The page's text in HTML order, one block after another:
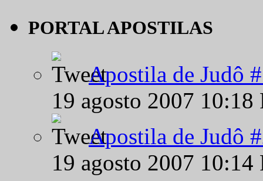
PORTAL APOSTILAS
Apostila de Judô
19 agosto 2007
Apostila de Judô
19 agosto 2007